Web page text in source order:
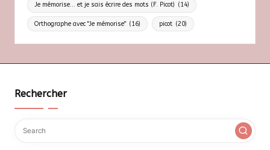
Je mémorise... et je sais écrire des mots (F. Picot) (14)
Orthographe avec "Je mémorise" (16) picot (20)
Rechercher